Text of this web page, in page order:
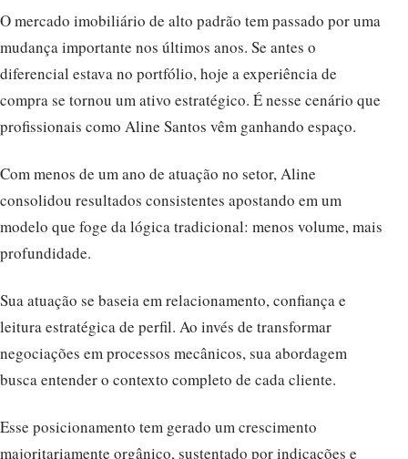
O mercado imobiliário de alto padrão tem passado por uma
mudança importante nos últimos anos. Se antes o
diferencial estava no portfólio, hoje a experiência de
compra se tornou um ativo estratégico. É nesse cenário que
profissionais como Aline Santos vêm ganhando espaço.
Com menos de um ano de atuação no setor, Aline
consolidou resultados consistentes apostando em um
modelo que foge da lógica tradicional: menos volume, mais
profundidade.
Sua atuação se baseia em relacionamento, confiança e
leitura estratégica de perfil. Ao invés de transformar
negociações em processos mecânicos, sua abordagem
busca entender o contexto completo de cada cliente.
Esse posicionamento tem gerado um crescimento
majoritariamente orgânico, sustentado por indicações e